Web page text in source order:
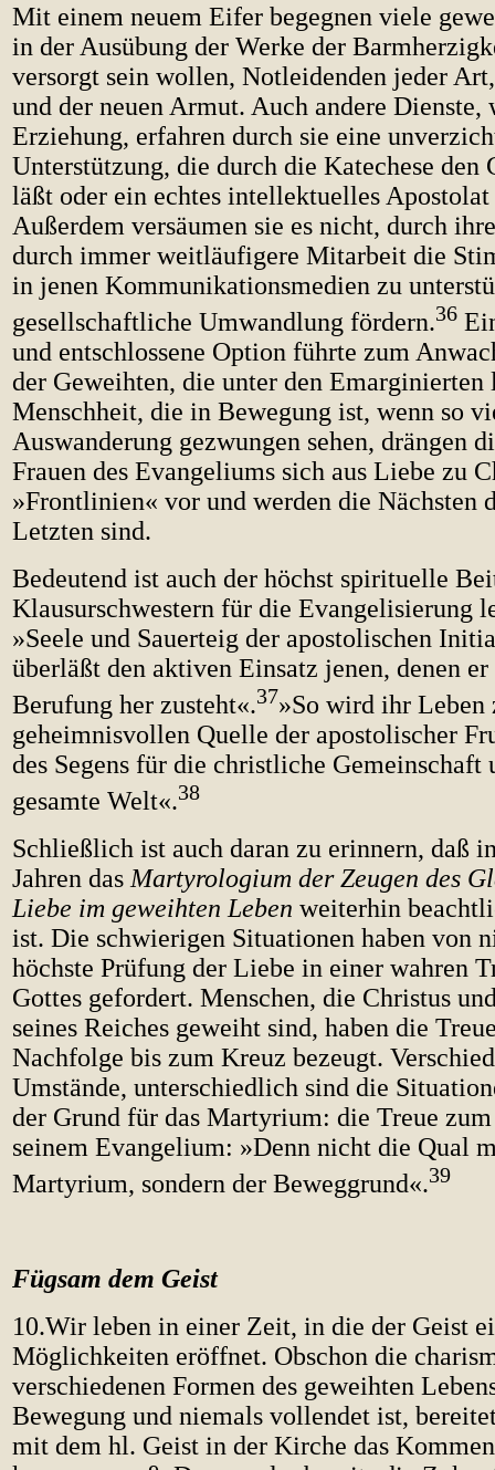
Mit einem neuem Eifer begegnen viele
in der Ausübung der Werke der
versorgt sein wollen, Notleidenden jeder
und der neuen Armut. Auch andere Dienste,
Erziehung, erfahren durch sie eine
Unterstützung, die durch die Katechese den
läßt oder ein echtes intellektuelles
Außerdem versäumen sie es nicht, durch
durch immer weitläufigere Mitarbeit die
in jenen Kommunikationsmedien zu
gesellschaftliche Umwandlung fördern.36
und entschlossene Option führte zum
der Geweihten, die unter den Emarginierten
Menschheit, die in Bewegung ist, wenn so
Auswanderung gezwungen sehen, drängen
Frauen des Evangeliums sich aus Liebe zu
»Frontlinien« vor und werden die Nächsten
Letzten sind.
Bedeutend ist auch der höchst spirituelle
Klausurschwestern für die Evangelisierung
»Seele und Sauerteig der apostolischen
überläßt den aktiven Einsatz jenen, denen
Berufung her zusteht«.37»So wird ihr Leben
geheimnisvollen Quelle der apostolischer
des Segens für die christliche Gemeinschaft
gesamte Welt«.38
Schließlich ist auch daran zu erinnern, daß
Jahren das Martyrologium der Zeugen des
Liebe im geweihten Leben weiterhin
ist. Die schwierigen Situationen haben von
höchste Prüfung der Liebe in einer wahren
Gottes gefordert. Menschen, die Christus
seines Reiches geweiht sind, haben die
Nachfolge bis zum Kreuz bezeugt.
Umstände, unterschiedlich sind die
der Grund für das Martyrium: die Treue
seinem Evangelium: »Denn nicht die Qual
Martyrium, sondern der Beweggrund«.39
Fügsam dem Geist
10.Wir leben in einer Zeit, in die der Geist
Möglichkeiten eröffnet. Obschon die
verschiedenen Formen des geweihten
Bewegung und niemals vollendet ist,
mit dem hl. Geist in der Kirche das